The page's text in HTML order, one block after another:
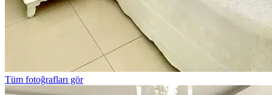
Tüm fotoğrafları gör